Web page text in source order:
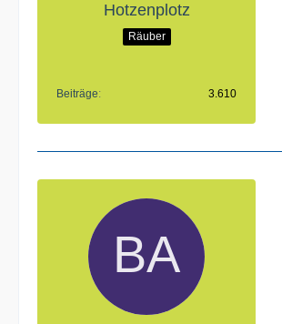
Hotzenplotz
Räuber
Beiträge 3.610